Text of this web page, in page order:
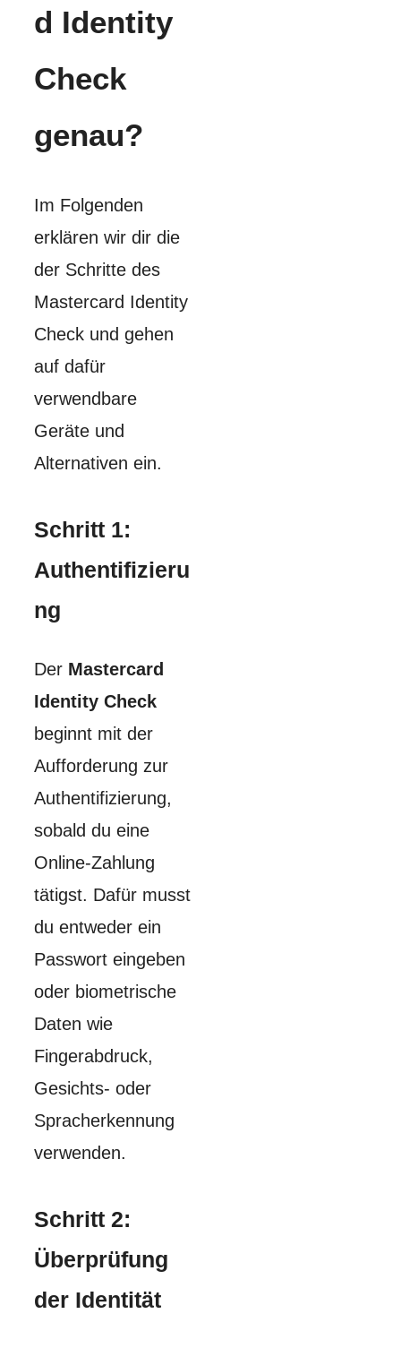
d Identity
Check
genau?
Im Folgenden
erklären wir dir die
der Schritte des
Mastercard Identity
Check und gehen
auf dafür
verwendbare
Geräte und
Alternativen ein.
Schritt 1:
Authentifizieru
ng
Der Mastercard
Identity Check
beginnt mit der
Aufforderung zur
Authentifizierung,
sobald du eine
Online-Zahlung
tätigst. Dafür musst
du entweder ein
Passwort eingeben
oder biometrische
Daten wie
Fingerabdruck,
Gesichts- oder
Spracherkennung
verwenden.
Schritt 2:
Überprüfung
der Identität